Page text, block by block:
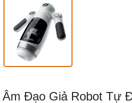
Âm Đạo Giả Robot Tự